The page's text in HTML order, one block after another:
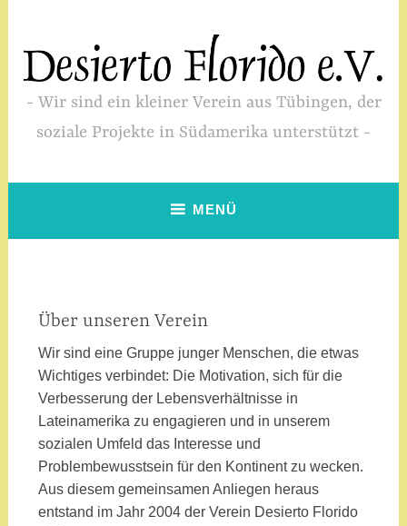
springen
Wir sind ein kleiner Verein aus Tübingen, der
soziale Projekte in Südamerika unterstützt
MENÜ
Über unseren Verein
Wir sind eine Gruppe junger Menschen, die etwas
Wichtiges verbindet: Die Motivation, sich für die
Verbesserung der Lebensverhältnisse in
Lateinamerika zu engagieren und in unserem
sozialen Umfeld das Interesse und
Problembewusstsein für den Kontinent zu wecken.
Aus diesem gemeinsamen Anliegen heraus
entstand im Jahr 2004 der Verein Desierto Florido